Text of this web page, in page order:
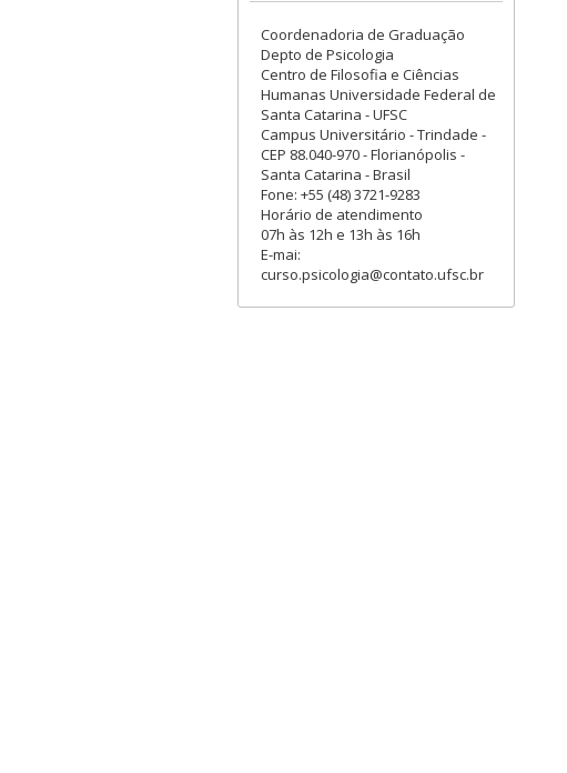
Coordenadoria de Graduação
Depto de Psicologia
Centro de Filosofia e Ciências
Humanas Universidade Federal de
Santa Catarina - UFSC
Campus Universitário - Trindade -
CEP 88.040-970 - Florianópolis -
Santa Catarina - Brasil
Fone: +55 (48) 3721-9283
Horário de atendimento
07h às 12h e 13h às 16h
E-mai:
curso.psicologia@contato.ufsc.br